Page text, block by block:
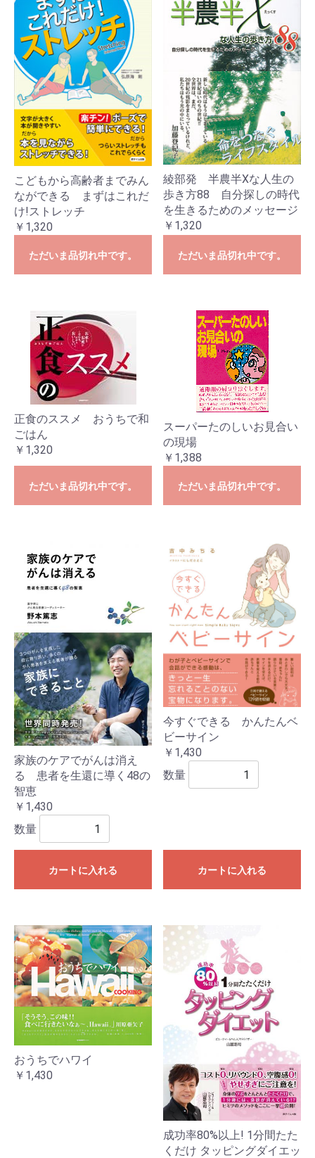
こどもから高齢者までみん
なができる まずはこれだ
け!ストレッチ
￥1,320
ただいま品切れ中です。
綾部発 半農半Xな人生の
歩き方88 自分探しの時代
を生きるためのメッセージ
￥1,320
ただいま品切れ中です。
正食のススメ おうちで和
ごはん
￥1,320
ただいま品切れ中です。
スーパーたのしいお見合い
の現場
￥1,388
ただいま品切れ中です。
家族のケアでがんは消え
る 患者を生還に導く48の
智恵
￥1,430
数量
カートに入れる
今すぐできる かんたんベ
ビーサイン
￥1,430
数量
カートに入れる
おうちでハワイ
￥1,430
成功率80%以上! 1分間たた
くだけ タッピングダイエッ